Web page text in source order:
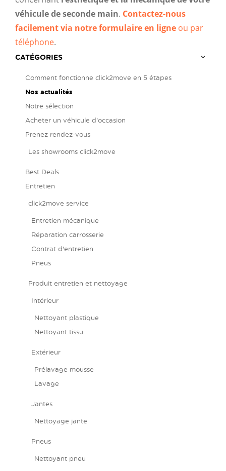
véhicule de seconde main. Contactez-nous
facilement via notre formulaire en ligne ou par
téléphone.
CATÉGORIES
Comment fonctionne click2move en 5 étapes
Nos actualités
Notre sélection
Acheter un véhicule d'occasion
Prenez rendez-vous
Les showrooms click2move
Best Deals
Entretien
click2move service
Entretien mécanique
Réparation carrosserie
Contrat d'entretien
Pneus
Produit entretien et nettoyage
Intérieur
Nettoyant plastique
Nettoyant tissu
Extérieur
Prélavage mousse
Lavage
Jantes
Nettoyage jante
Pneus
Nettoyant pneu